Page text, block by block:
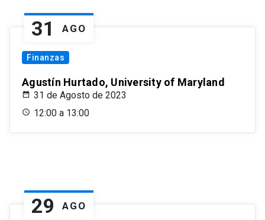
31 AGO
Finanzas
Agustín Hurtado, University of Maryland
31 de Agosto de 2023
12:00 a 13:00
29 AGO